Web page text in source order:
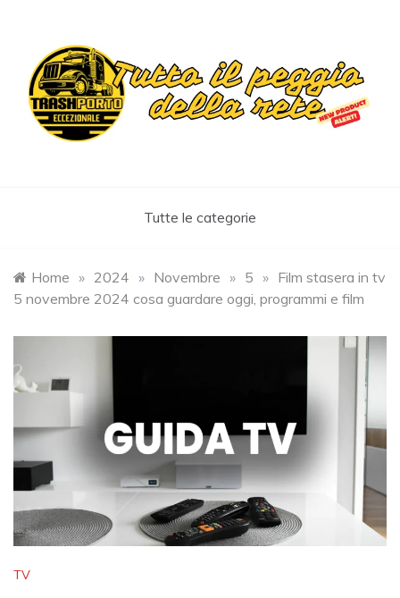
content
Tutte le categorie
Home » 2024 » Novembre » 5 » Film stasera in tv
5 novembre 2024 cosa guardare oggi, programmi e film
TV